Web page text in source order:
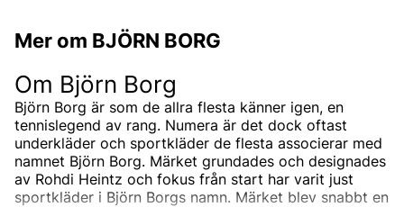
Mer om BJÖRN BORG
Om Björn Borg
Björn Borg är som de allra flesta känner igen, en
tennislegend av rang. Numera är det dock oftast
underkläder och sportkläder de flesta associerar med
namnet Björn Borg. Märket grundades och designades
av Rohdi Heintz och fokus från start har varit just
sportkläder i Björn Borgs namn. Märket blev snabbt en